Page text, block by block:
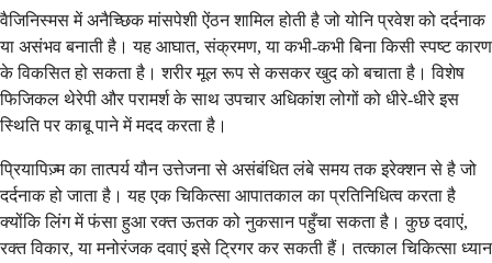
वैजिनिस्मस में अनैच्छिक मांसपेशी ऐंठन शामिल होती है जो योनि प्रवेश को दर्दनाक
या असंभव बनाती है। यह आघात, संक्रमण, या कभी-कभी बिना किसी स्पष्ट कारण
के विकसित हो सकता है। शरीर मूल रूप से कसकर खुद को बचाता है। विशेष
फिजिकल थेरेपी और परामर्श के साथ उपचार अधिकांश लोगों को धीरे-धीरे इस
स्थिति पर काबू पाने में मदद करता है।
प्रियापिज़्म का तात्पर्य यौन उत्तेजना से असंबंधित लंबे समय तक इरेक्शन से है जो
दर्दनाक हो जाता है। यह एक चिकित्सा आपातकाल का प्रतिनिधित्व करता है
क्योंकि लिंग में फंसा हुआ रक्त ऊतक को नुकसान पहुँचा सकता है। कुछ दवाएं,
रक्त विकार, या मनोरंजक दवाएं इसे ट्रिगर कर सकती हैं। तत्काल चिकित्सा ध्यान